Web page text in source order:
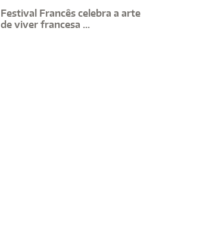
Festival Francês celebra a arte
de viver francesa ...